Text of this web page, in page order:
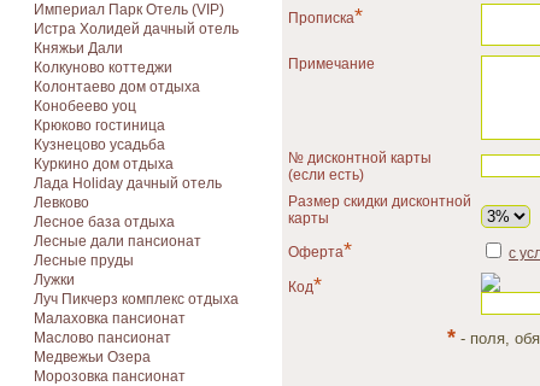
Империал Парк Отель (VIP)
Истра Холидей дачный отель
Княжьи Дали
Колкуново коттеджи
Колонтаево дом отдыха
Конобеево уоц
Крюково гостиница
Кузнецово усадьба
Куркино дом отдыха
Лада Holiday дачный отель
Левково
Лесное база отдыха
Лесные дали пансионат
Лесные пруды
Лужки
Луч Пикчерз комплекс отдыха
Малаховка пансионат
Маслово пансионат
Медвежьи Озера
Морозовка пансионат
Прописка*
Примечание
№ дисконтной карты
(если есть)
Размер скидки дисконтной
карты
Оферта*
с
Код*
* - поля,